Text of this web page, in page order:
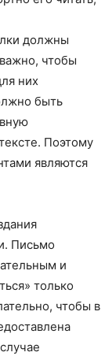
должны
чтобы
них
быть
Поэтому
являются
Письмо
и
только
чтобы в